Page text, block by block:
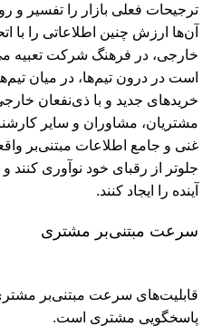
ترجیحات فعلی بازار را تفسیر و
آن‌ها ارزش چنین اطلاعاتی را با
خارجی، در فرهنگ شرکت تعبیه
است در درون تیم‌ها، در میان
خریدهای جدید و با ذی‌نفعان
مشتریان، مشاوران و سایر
غنی و جامع اطلاعات مبتنی‌بر
جلوتر از رقبای خود نوآوری کنند
آینده را ایجاد کنند.
سرعت مبتنی‌بر مشتری
قابلیت‌های سرعت مبتنی‌بر
پاسخگویی مشتری است.